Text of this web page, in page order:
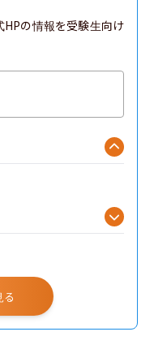
の情報を受験生向け
る